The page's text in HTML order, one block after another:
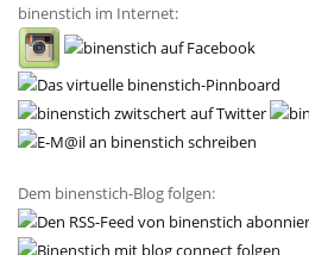
binenstich im Internet:
Dem binenstich-Blog folgen: